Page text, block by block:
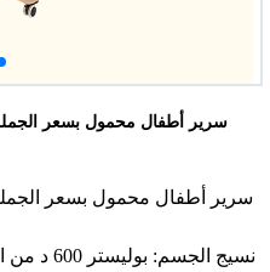
سرير أطفال محمول بسعر
سرير أطفال محمول بسعر
نسيج